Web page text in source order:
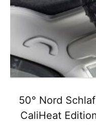
50° Nord
CaliHeat